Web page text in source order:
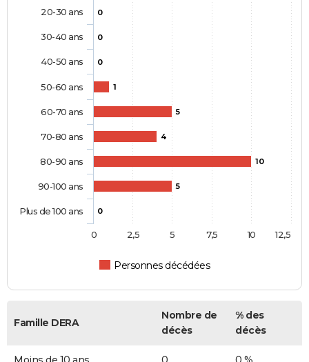
0
0
0
1
5
4
10
5
0
Personnes décédées
20-30 ans
30-40 ans
40-50 ans
50-60 ans
60-70 ans
70-80 ans
80-90 ans
90-100 ans
Plus de 100 ans
0 10
2,5 5 7,5 12,5
Famille DERA
Nombre de
décès
% des
décès